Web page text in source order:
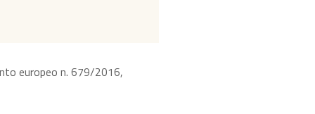
europeo n. 679/2016,